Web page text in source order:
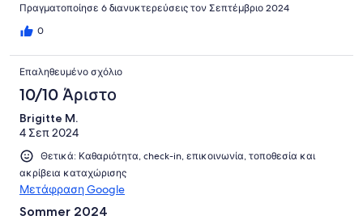
Πραγματοποίησε 6 διανυκτερεύσεις τον Σεπτέμβριο 2024
0
Επαληθευμένο σχόλιο
10/10 Άριστο
Brigitte M.
4 Σεπ 2024
Θετικά: Καθαριότητα, check-in, επικοινωνία, τοποθεσία και
ακρίβεια καταχώρισης
Μετάφραση Google
Sommer 2024